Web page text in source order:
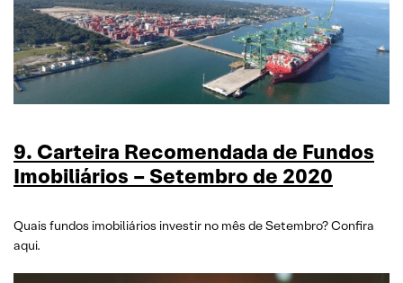
9. Carteira Recomendada de Fundos
Imobiliários – Setembro de 2020
Quais fundos imobiliários investir no mês de Setembro? Confira
aqui.